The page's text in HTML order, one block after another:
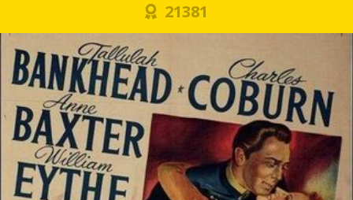
21381